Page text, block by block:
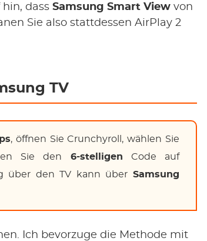
dass Samsung Smart View von
Sie also stattdessen AirPlay 2
TV
, öffnen Sie Crunchyroll, wählen Sie
Sie den 6-stelligen Code auf
über den TV kann über Samsung
Ich bevorzuge die Methode mit